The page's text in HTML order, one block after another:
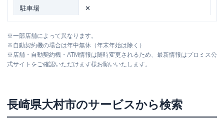
駐車場 ✕
住所
２Ｆ
※一部店舗によって異なります。
※自動契約機の場合は年中無休（年末年始は除く）
※店舗・自動契約機・ATM情報は随時変更されるため、最新情報はプロミス公
式サイトをご確認いただけます様お願いいたします。
長崎県大村市のサービスから検索